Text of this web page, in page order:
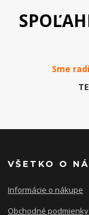
Sme
VŠETKO O
Informácie o nákupe
Obchodné podmienky